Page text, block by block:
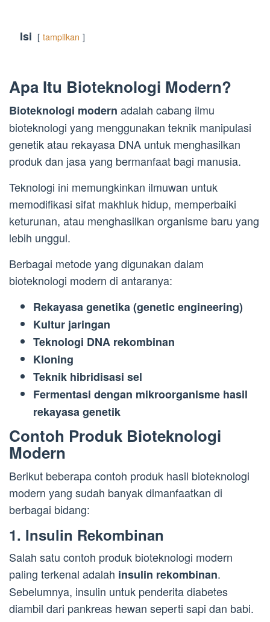
Isi tampilkan
Apa Itu Bioteknologi Modern?
Bioteknologi modern adalah cabang ilmu
bioteknologi yang menggunakan teknik manipulasi
genetik atau rekayasa DNA untuk menghasilkan
produk dan jasa yang bermanfaat bagi manusia.
Teknologi ini memungkinkan ilmuwan untuk
memodifikasi sifat makhluk hidup, memperbaiki
keturunan, atau menghasilkan organisme baru yang
lebih unggul.
Berbagai metode yang digunakan dalam
bioteknologi modern di antaranya:
Rekayasa genetika (genetic engineering)
Kultur jaringan
Teknologi DNA rekombinan
Kloning
Teknik hibridisasi sel
Fermentasi dengan mikroorganisme hasil
rekayasa genetik
Contoh Produk Bioteknologi
Modern
Berikut beberapa contoh produk hasil bioteknologi
modern yang sudah banyak dimanfaatkan di
berbagai bidang:
1. Insulin Rekombinan
Salah satu contoh produk bioteknologi modern
paling terkenal adalah insulin rekombinan.
Sebelumnya, insulin untuk penderita diabetes
diambil dari pankreas hewan seperti sapi dan babi.